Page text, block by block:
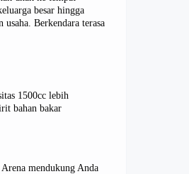
besar hingga
usaha. Berkendara terasa
1500cc lebih
bahan bakar
mendukung Anda